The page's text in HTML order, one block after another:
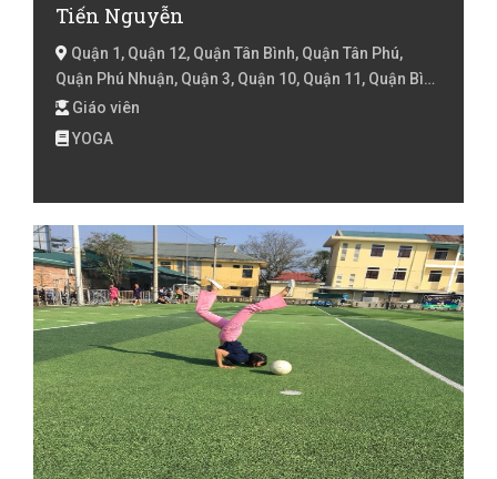
Tiến Nguyễn
Quận 1, Quận 12, Quận Tân Bình, Quận Tân Phú,
Quận Phú Nhuận, Quận 3, Quận 10, Quận 11, Quận Bình
Tân, Hồ Chí Minh
Giáo viên
YOGA